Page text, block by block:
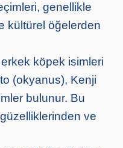
genellikle
kültürel öğelerden
köpek isimleri
(okyanus), Kenji
bulunur. Bu
ve